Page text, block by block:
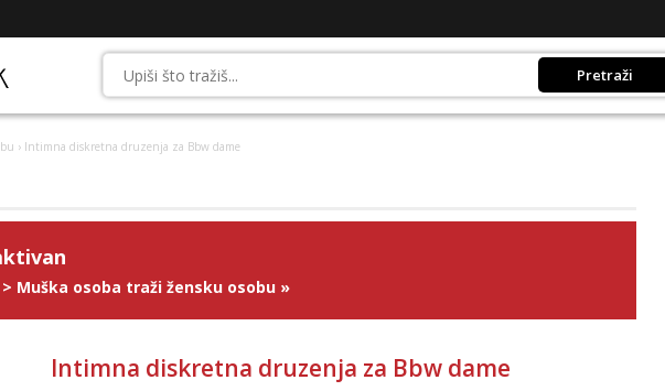
Pretraži
› Intimna diskretna druzenja za Bbw dame
> Muška osoba traži žensku osobu »
Intimna diskretna druzenja za Bbw dame